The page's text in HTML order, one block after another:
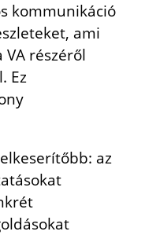
kommunikáció
ami
részéről
Ez
az